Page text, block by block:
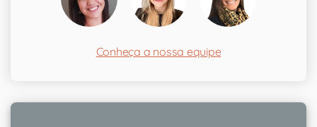
Conheça a nossa equipe